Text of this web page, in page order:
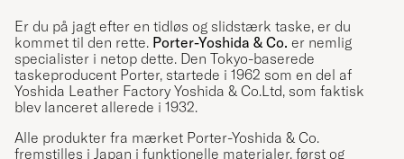
Er du på jagt efter en tidløs og slidstærk taske, er du
kommet til den rette. Porter-Yoshida & Co. er nemlig
specialister i netop dette. Den Tokyo-baserede
taskeproducent Porter, startede i 1962 som en del af
Yoshida Leather Factory Yoshida & Co.Ltd, som faktisk
blev lanceret allerede i 1932.
Alle produkter fra mærket Porter-Yoshida & Co.
fremstilles i Japan i funktionelle materialer, først og